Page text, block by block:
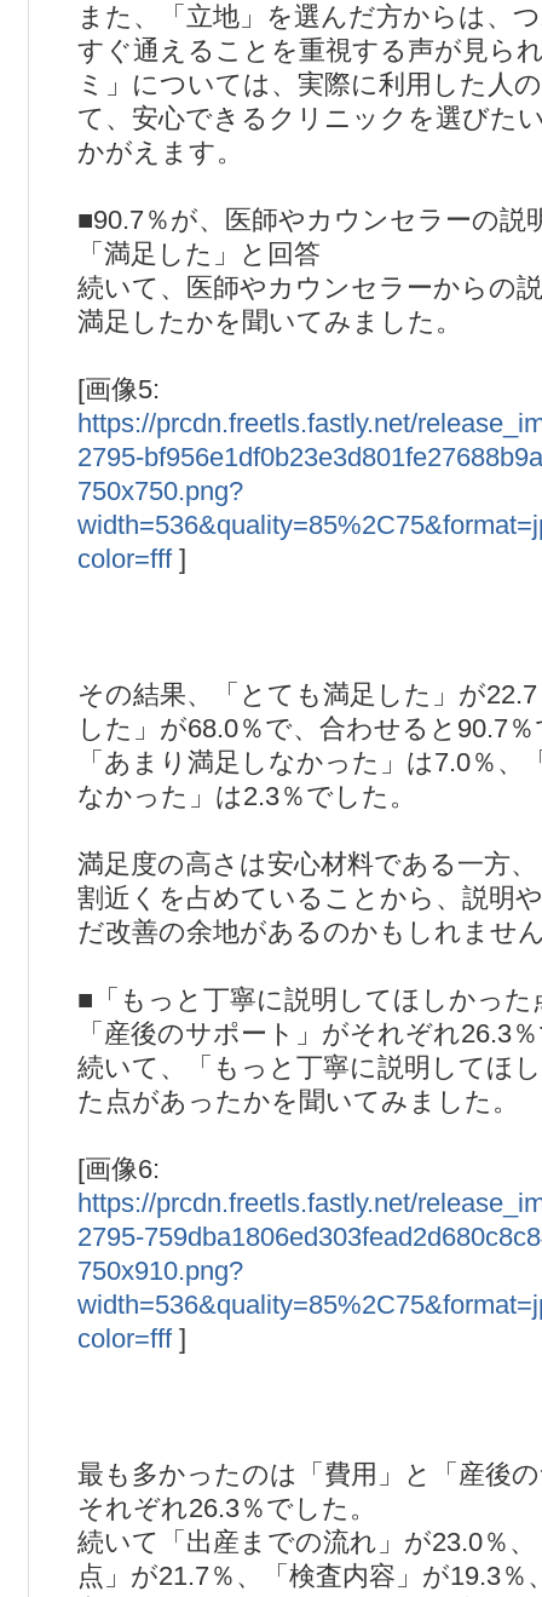
また、「立地」を選んだ方からは、
すぐ通えることを重視する声が見ら
ミ」については、実際に利用した人
て、安心できるクリニックを選びた
かがえます。
■90.7％が、医師やカウンセラーの説
「満足した」と回答
続いて、医師やカウンセラーからの
満足したかを聞いてみました。
[画像5:
https://prcdn.freetls.fastly.net/
2795-
750x750.png?
color=fff]
その結果、「とても満足した」が
した」が68.0％で、合わせると90.7
「あまり満足しなかった」は7.0％、
なかった」は2.3％でした。
満足度の高さは安心材料である一方
割近くを占めていることから、説明
だ改善の余地があるのかもしれませ
■「もっと丁寧に説明してほしかった
「産後のサポート」がそれぞれ26.3
続いて、「もっと丁寧に説明してほ
た点があったかを聞いてみました。
[画像6:
https://prcdn.freetls.fastly.net/
2795-
750x910.png?
color=fff]
最も多かったのは「費用」と「産後
それぞれ26.3％でした。
続いて「出産までの流れ」が23.0％
点」が21.7％、「検査内容」が19.3％